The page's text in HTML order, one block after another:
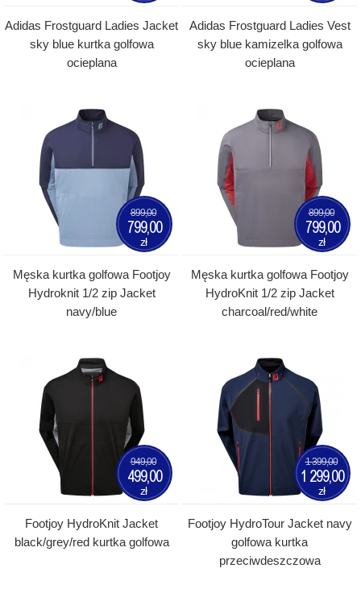
Adidas Frostguard Ladies Jacket
sky blue kurtka golfowa
ocieplana
Adidas Frostguard Ladies Vest
sky blue kamizelka golfowa
ocieplana
Męska kurtka golfowa Footjoy
Hydroknit 1/2 zip Jacket
navy/blue
899,00
799,00
zł
Męska kurtka golfowa Footjoy
HydroKnit 1/2 zip Jacket
charcoal/red/white
899,00
799,00
zł
Footjoy HydroKnit Jacket
black/grey/red kurtka golfowa
949,00
499,00
zł
Footjoy HydroTour Jacket navy
golfowa kurtka
przeciwdeszczowa
1 399,00
1 299,00
zł